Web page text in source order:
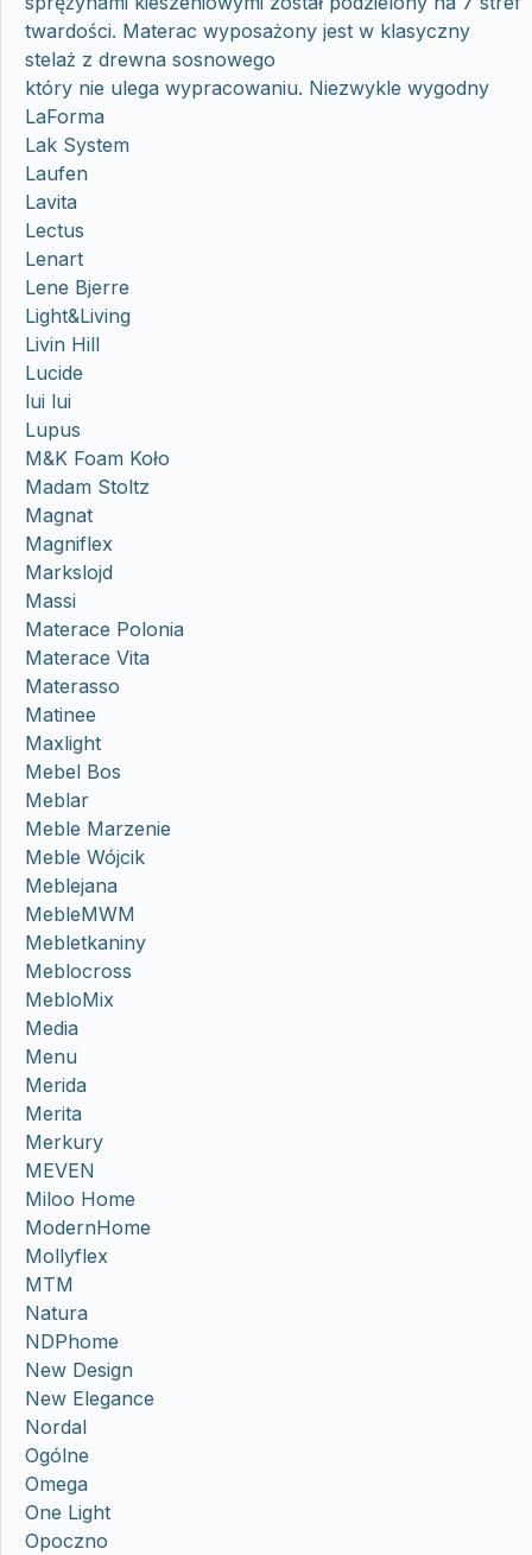
twardości. Materac wyposażony jest w klasyczny
stelaż z drewna sosnowego
który nie ulega wypracowaniu. Niezwykle wygodny
LaForma
Lak System
Laufen
Lavita
Lectus
Lenart
Lene Bjerre
Light&Living
Livin Hill
Lucide
lui lui
Lupus
M&K Foam Koło
Madam Stoltz
Magnat
Magniflex
Markslojd
Massi
Materace Polonia
Materace Vita
Materasso
Matinee
Maxlight
Mebel Bos
Meblar
Meble Marzenie
Meble Wójcik
Meblejana
MebleMWM
Mebletkaniny
Meblocross
MebloMix
Media
Menu
Merida
Merita
Merkury
MEVEN
Miloo Home
ModernHome
Mollyflex
MTM
Natura
NDPhome
New Design
New Elegance
Nordal
Ogólne
Omega
One Light
Opoczno